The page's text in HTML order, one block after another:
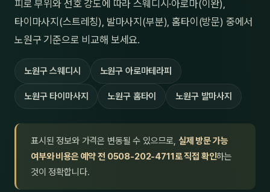
피로 부위와 선호 강도에 따라 스웨디시·아로마(이완),
타이마사지(스트레칭), 발마사지(부분), 홈타이(방문) 중에서
노원구 기준으로 비교해 보세요.
노원구 스웨디시 노원구 아로마테라피
노원구 타이마사지 노원구 홈타이 노원구 발마사지
표시된 정보와 가격은 변동될 수 있으므로, 실제 방문 가능
여부와 비용은 예약 전 0508-202-4711로 직접 확인하는
것이 정확합니다.